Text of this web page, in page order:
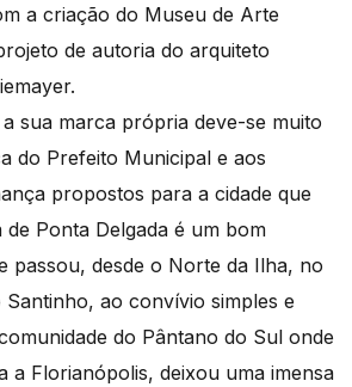
a criação do Museu de Arte
de autoria do arquiteto
a sua marca própria deve-se muito
do Prefeito Municipal e aos
propostos para a cidade que
Ponta Delgada é um bom
passou, desde o Norte da Ilha, no
Santinho, ao convívio simples e
do Pântano do Sul onde
a Florianópolis, deixou uma imensa